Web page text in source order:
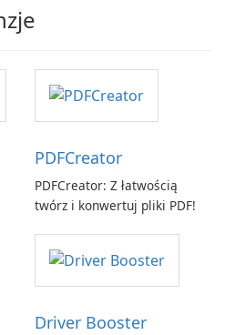
PDFCreator
PDFCreator: Z łatwością
twórz i konwertuj pliki PDF!
Driver Booster